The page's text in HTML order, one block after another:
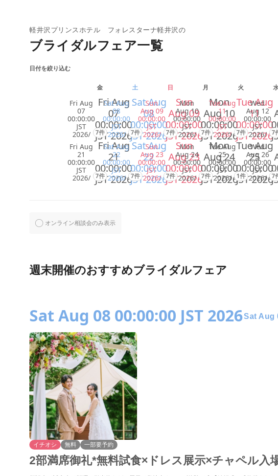
軽井沢プリンスホテル フォレスターナ軽井沢の
ブライダルフェア一覧
日付を絞り込む
金 土 日 月 火
Fri Aug
07
00:00:00
JST
2026/
Fri Aug
07
00:00:00
JST 2026
7件
Sat Aug
08
00:00:00
JST
2026/
Sat Aug
08
00:00:00
JST 2026
7件
Sun
Aug 09
00:00:00
JST
2026/
Sun
Aug 09
00:00:00
JST 2026
7件
Mon
Aug 10
00:00:00
JST
2026/
Mon
Aug 10
00:00:00
JST 2026
7件
Tue Aug
11
00:00:00
JST
2026/
Tue Aug
11
00:00:00
JST 2026
7件
Wed
Aug 12
00:00:00
JST
2026/
7
Fri Aug
21
00:00:00
JST
2026/
Fri Aug
21
00:00:00
JST 2026
7件
Sat Aug
22
00:00:00
JST
2026/
Sat Aug
22
00:00:00
JST 2026
7件
Sun
Aug 23
00:00:00
JST
2026/
Sun
Aug 23
00:00:00
JST 2026
7件
Mon
Aug 24
00:00:00
JST
2026/
Mon
Aug 24
00:00:00
JST 2026
7件
Tue Aug
25
00:00:00
JST
2026/
Tue Aug
25
00:00:00
JST 2026
1件
Wed
Aug 26
00:00:00
JST
2026/
7
オンライン相談会のみ表示
週末開催のおすすめブライダルフェア
Sat Aug 08 00:00:00 JST 2026Sat Aug
イチオシ 無料 一部要予約
2部満席御礼*無料試食×ドレス展示×チャペル入